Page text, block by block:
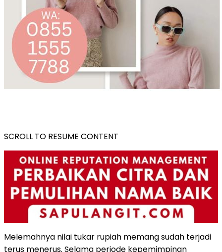
SCROLL TO RESUME CONTENT
Melemahnya nilai tukar rupiah memang sudah terjadi
terus menerus. Selama periode kepemimpinan